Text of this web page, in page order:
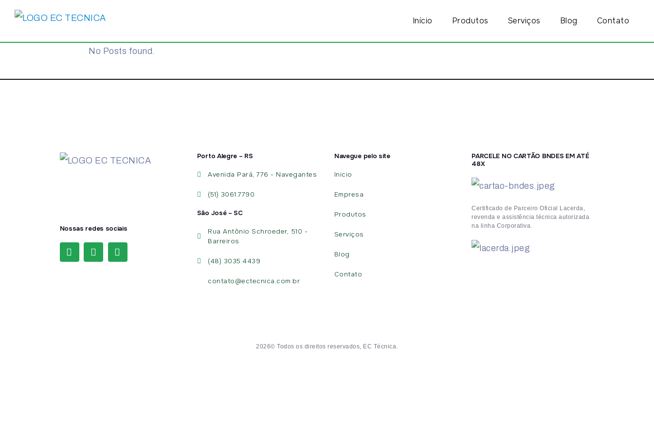
Início Produtos Serviços Blog Contato
No Posts found.
Nossas redes sociais
Porto Alegre – RS
Avenida Pará, 776 - Navegantes
(51) 3061.7790
São José – SC
Rua Antônio Schroeder, 510 -
Barreiros
(48) 3035.4439
contato@ectecnica.com.br
Navegue pelo site
Inicio
Empresa
Produtos
Serviços
Blog
Contato
PARCELE NO CARTÃO BNDES EM ATÉ
48X
Certificado de Parceiro Oficial Lacerda,
revenda e assistência técnica autorizada
na linha Corporativa.
2026© Todos os direitos reservados, EC Técnica.